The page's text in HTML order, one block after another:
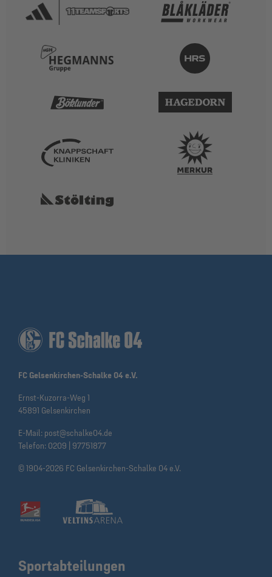
FC Gelsenkirchen-Schalke 04 e.V.
Ernst-Kuzorra-Weg 1
45891 Gelsenkirchen
E-Mail: post@schalke04.de
Telefon: 0209 | 97751877
© 1904-2026 FC Gelsenkirchen-Schalke 04 e.V.
Sportabteilungen